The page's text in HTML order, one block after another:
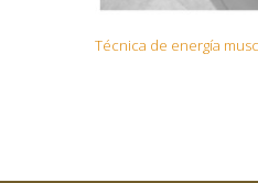
Técnica de energía